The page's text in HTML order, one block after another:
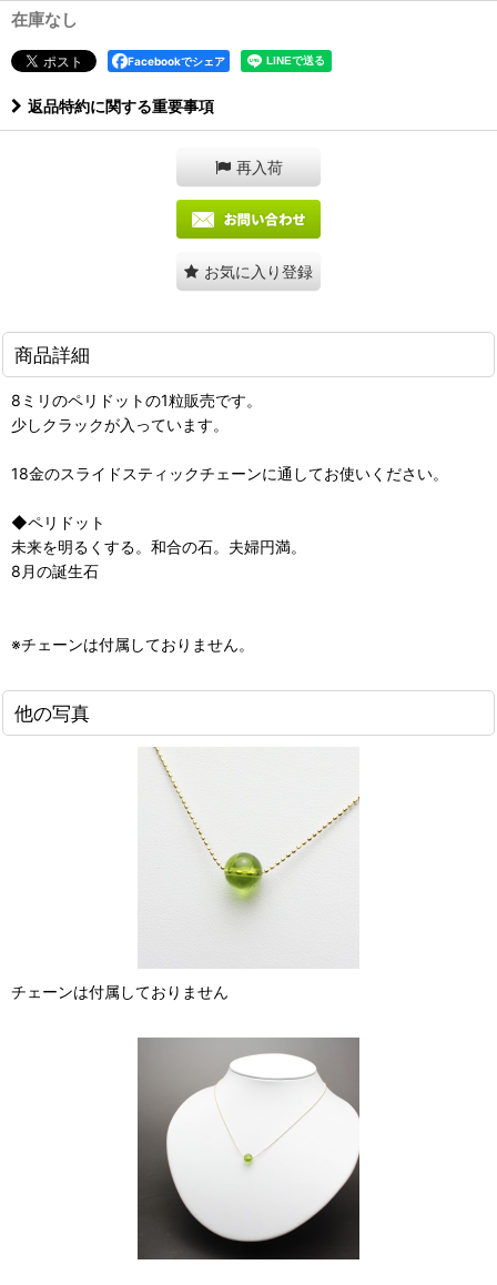
在庫なし
Facebookでシェア
返品特約に関する重要事項
再入荷
お気に入り登録
商品詳細
8ミリのペリドットの1粒販売です。
少しクラックが入っています。
18金のスライドスティックチェーンに通してお使いください。
◆ペリドット
未来を明るくする。和合の石。夫婦円満。
8月の誕生石
※チェーンは付属しておりません。
他の写真
チェーンは付属しておりません